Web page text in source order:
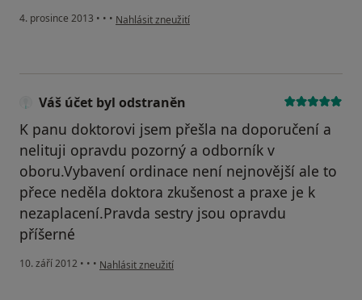
4. prosince 2013 • • • podle názoru uživatele Váš účet byl odstraněn
Nahlásit zneužití
Váš účet byl odstraněn
K panu doktorovi jsem přešla na doporučení a
nelituji opravdu pozorný a odborník v
oboru.Vybavení ordinace není nejnovější ale to
přece neděla doktora zkušenost a praxe je k
nezaplacení.Pravda sestry jsou opravdu
příšerné
10. září 2012 • • • podle názoru uživatele Váš účet byl odstraněn
Nahlásit zneužití